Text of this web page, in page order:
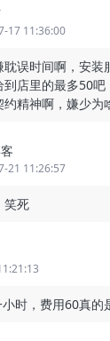
17 11:36:00
耽误时间啊，安装
到店里的最多50
精神啊，嫌少为
21 11:26:57
笑死
时，费用60真的